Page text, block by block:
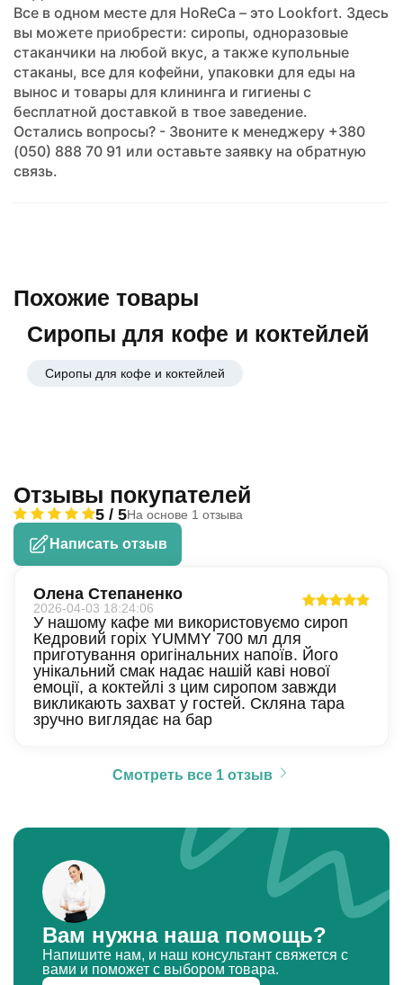
Все в одном месте для HoReCa – это Lookfort. Здесь
вы можете приобрести: сиропы, одноразовые
стаканчики на любой вкус, а также купольные
стаканы, все для кофейни, упаковки для еды на
вынос и товары для клининга и гигиены с
бесплатной доставкой в твое заведение.
Остались вопросы? - Звоните к менеджеру +380
(050) 888 70 91 или оставьте заявку на обратную
связь.
Похожие товары
Сиропы для кофе и коктейлей
Сиропы для кофе и коктейлей
Отзывы покупателей
5 / 5На основе 1 отзыва
Написать отзыв
Олена Степаненко
2026-04-03 18:24:06
У нашому кафе ми використовуємо сироп
Кедровий горіх YUMMY 700 мл для
приготування оригінальних напоїв. Його
унікальний смак надає нашій каві нової
емоції, а коктейлі з цим сиропом завжди
викликають захват у гостей. Скляна тара
зручно виглядає на бар
Смотреть все 1 отзыв
Вам нужна наша помощь?
Напишите нам, и наш консультант свяжется с
вами и поможет с выбором товара.